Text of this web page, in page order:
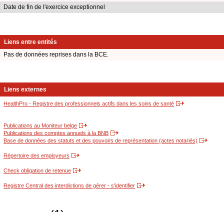
Date de fin de l'exercice exceptionnel
Liens entre entités
Pas de données reprises dans la BCE.
Liens externes
HealthPro - Registre des professionnels actifs dans les soins de santé
Publications au Moniteur belge
Publications des comptes annuels à la BNB
Base de données des statuts et des pouvoirs de représentation (actes notariés)
Répertoire des employeurs
Check obligation de retenue
Registre Central des interdictions de gérer - s'identifier